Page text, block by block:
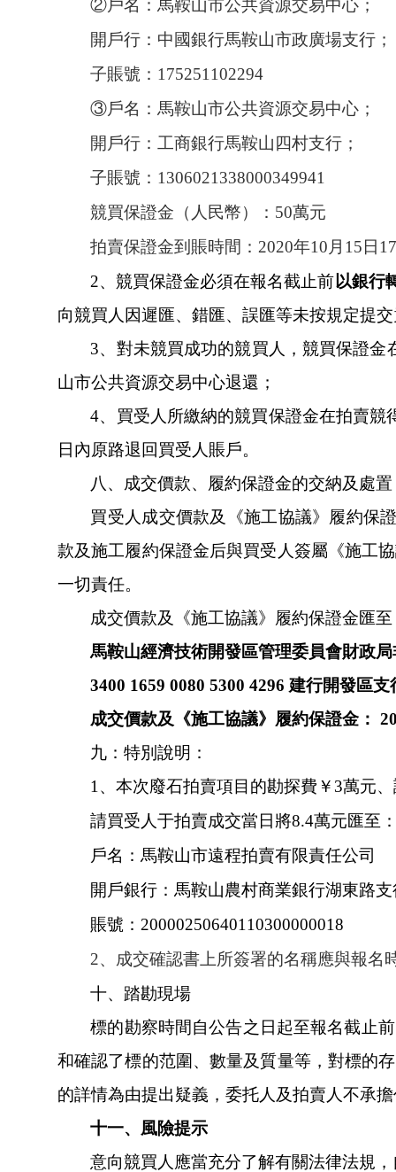
②戶名：馬鞍山市公共資源交易中心；
開戶行：中國銀行馬鞍山市政廣場支行；
子賬號： 175251102294
③戶名：馬鞍山市公共資源交易中心；
開戶行：工商銀行馬鞍山四村支行；
子賬號： 1306021338000349941
競買保證金（人民幣）： 50萬元
拍賣保證金到賬時間： 2020年10月15日
2、競買保證金必須在報名截止前 以銀行
向競買人因遲匯、錯匯、誤匯等未按規
3、對未競買成功的競買人，競買保
山市公共資源交易中心退還；
4、買受人所繳納的競買保證金在拍賣競得
日 內原路退回買受人賬戶。
八、成交價款、履約保證金的交納及處置
買受人成交價款及《施工協議》履約保
款及施工履約保證金后與買受人簽屬《施工協
一切責任。
成交價款及《施工協議》履約保證金匯
馬鞍山經濟技術開發區管理委員會財政
3400 1659 0080 5300 4296 建行開發區支
成交價款及《施工協議》履約保證金：
九：特別說明：
1、本次廢石拍賣項目的勘探費￥ 3萬元
請買受人于拍賣成交當日將8.4萬元匯至
戶名：馬鞍山市遠程拍賣有限責任公司
開戶銀行：馬鞍山農村商業銀行湖東路
賬號： 20000250640110300000018
2、成交確認書上所簽署的名稱應與報名
十、踏勘現場
標的勘察時間自公告之日起至報名截止前
和確認了標的范圍、數量及質量等，對標
的詳情為由提出疑義，委托人及拍賣人不承擔
十一、風險提示
意向競買人應當充分了解有關法律法規